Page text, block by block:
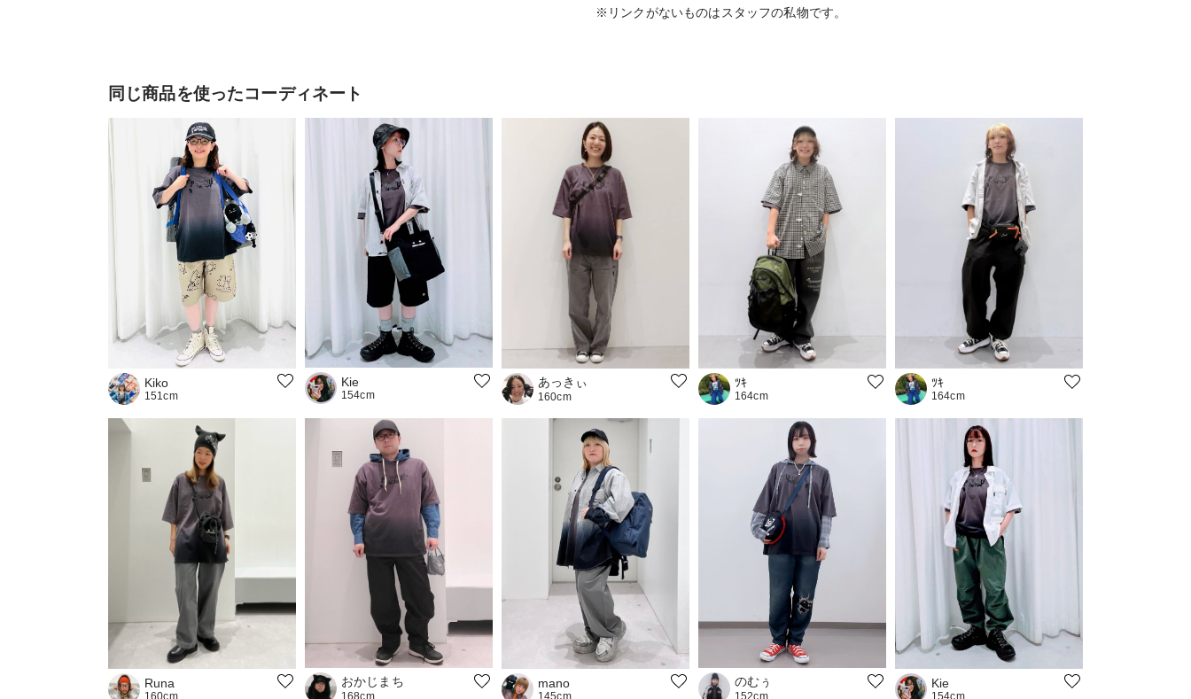
※リンクがないものはスタッフの私物です。
同じ商品を使ったコーディネート
Kiko
151cm
Kie
154cm
あっきぃ
160cm
ﾂｷ
164cm
ﾂｷ
164cm
Runa
160cm
おかじまち mano
145cm
のむぅ Kie
154cm